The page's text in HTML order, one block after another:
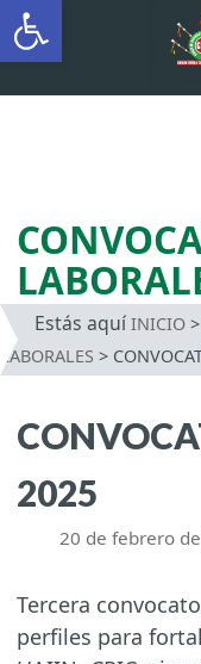
Saltar
al
Estás aquí INICIO>
LABORALES >
2025
20 de febrero
Tercera
perfiles para